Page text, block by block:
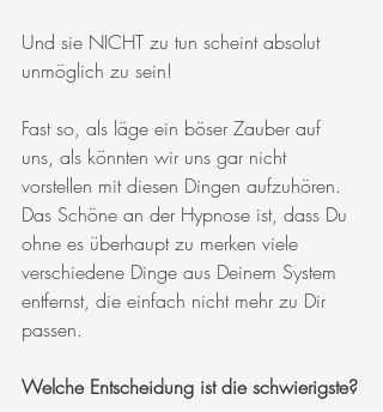
Und sie NICHT zu tun scheint absolut
unmöglich zu sein!
Fast so, als läge ein böser Zauber auf
uns, als könnten wir uns gar nicht
vorstellen mit diesen Dingen aufzuhören.
Das Schöne an der Hypnose ist, dass Du
ohne es überhaupt zu merken viele
verschiedene Dinge aus Deinem System
entfernst, die einfach nicht mehr zu Dir
passen.
Welche Entscheidung ist die schwierigste?